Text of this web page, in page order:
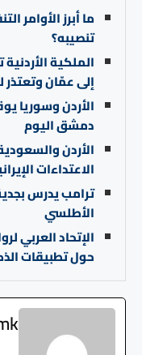
ما أبرز الأوامر
تنصيبه؟
الملكية
إلى عمّان
الأردن وسوريا
دمشق اليوم
الأردن
الاعتداءات
ترامب يدرس
الأطلسي
الإتحاد العربي
حول تطبيقات